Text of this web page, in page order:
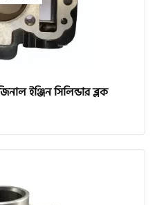
ইঞ্জিন সিলিন্ডার ব্লক